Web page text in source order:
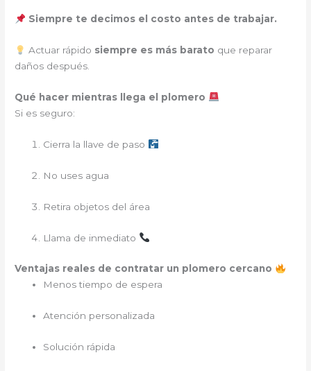
Siempre te decimos el costo antes de trabajar.
Actuar rápido siempre es más barato que reparar
daños después.
Qué hacer mientras llega el plomero
Si es seguro:
Cierra la llave de paso
No uses agua
Retira objetos del área
Llama de inmediato
Ventajas reales de contratar un plomero cercano
Menos tiempo de espera
Atención personalizada
Solución rápida